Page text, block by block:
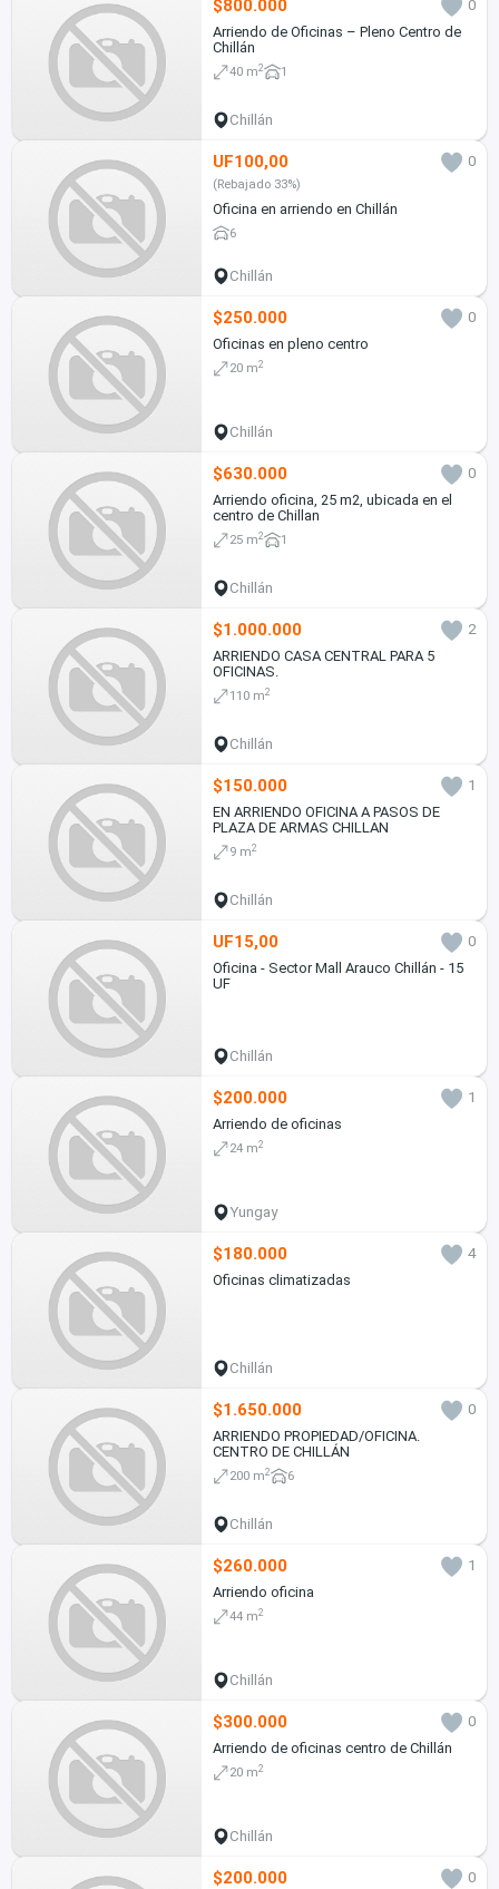
$800.000
0
Arriendo de Oficinas – Pleno Centro de
Chillán
40 m2 1
Chillán
UF100,00 0
(Rebajado 33%)
Oficina en arriendo en Chillán
6
Chillán
$250.000
0
Oficinas en pleno centro
20 m2
Chillán
$630.000
0
Arriendo oficina, 25 m2, ubicada en el
centro de Chillan
25 m2 1
Chillán
$1.000.000
2
ARRIENDO CASA CENTRAL PARA 5
OFICINAS.
110 m2
Chillán
$150.000
1
EN ARRIENDO OFICINA A PASOS DE
PLAZA DE ARMAS CHILLAN
9 m2
Chillán
UF15,00
0
Oficina - Sector Mall Arauco Chillán - 15
UF
Chillán
$200.000
1
Arriendo de oficinas
24 m2
Yungay
$180.000
4
Oficinas climatizadas
Chillán
$1.650.000
0
ARRIENDO PROPIEDAD/OFICINA.
CENTRO DE CHILLÁN
200 m2 6
Chillán
$260.000
1
Arriendo oficina
44 m2
Chillán
$300.000
0
Arriendo de oficinas centro de Chillán
20 m2
Chillán
$200.000
0